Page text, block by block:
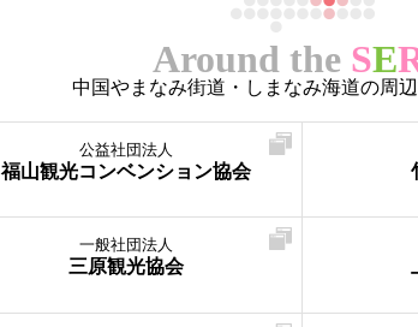
Around the SE
中国やまなみ街道・しまなみ海道の周
公益社団法人
福山観光コンベンション協会
一般社団法人
三原観光協会